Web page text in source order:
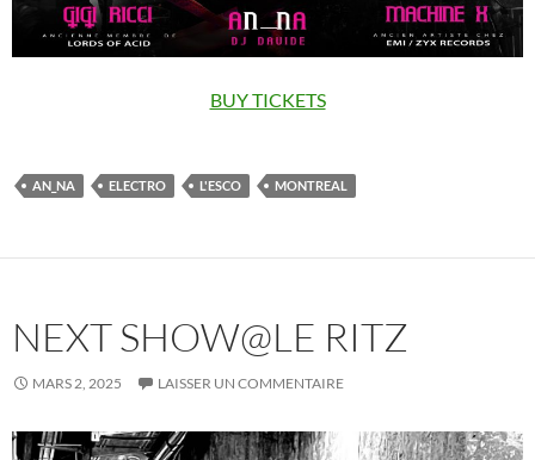
BUY TICKETS
AN_NA ELECTRO L'ESCO MONTREAL
NEXT SHOW@LE RITZ
MARS 2, 2025 LAISSER UN COMMENTAIRE